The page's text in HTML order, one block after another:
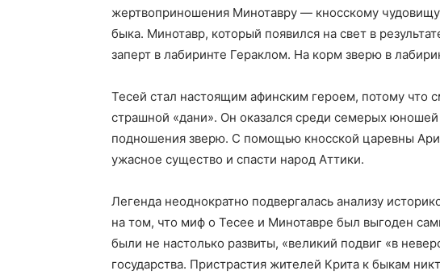
жертвоприношения Минотавру — кносскому
быка. Минотавр, который появился на свет в
заперт в лабиринте Гераклом. На корм зверю в
Тесей стал настоящим афинским героем, потому что
страшной «дани». Он оказался среди семерых юношей
подношения зверю. С помощью кносской царевны
ужасное существо и спасти народ Аттики.
Легенда неоднократно подвергалась анализу
на том, что миф о Тесее и Минотавре был выгоден
были не настолько развиты, «великий подвиг «в
государства. Пристрастия жителей Крита к быкам